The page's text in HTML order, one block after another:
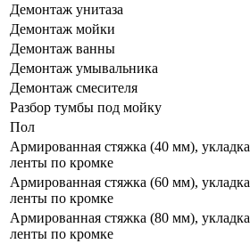
Демонтаж унитаза
Демонтаж мойки
Демонтаж ванны
Демонтаж умывальника
Демонтаж смесителя
Разбор тумбы под мойку
Пол
Армированная стяжка (40 мм), укладка
ленты по кромке
Армированная стяжка (60 мм), укладка
ленты по кромке
Армированная стяжка (80 мм), укладка
ленты по кромке